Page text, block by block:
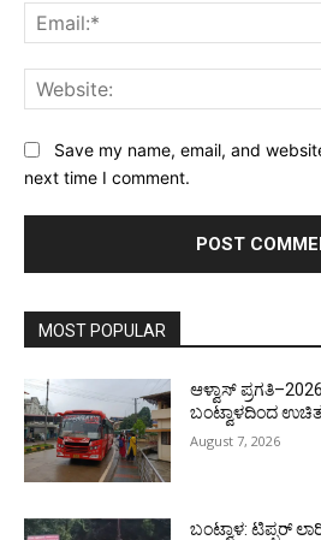
Save my name, email, and
next time I comment.
MOST POPULAR
ಆಳ್ವಾಸ್
ಬಂಟ್ವಾಳದಿಂದ
August 7, 2026
ಬಂಟ್ವಾಳ: ಟಿಪ್ಪರ್